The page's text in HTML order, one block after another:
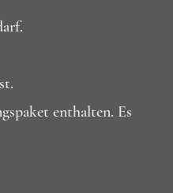
enthalten. Es